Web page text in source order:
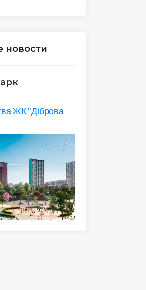
новости
ЖК "Діброва